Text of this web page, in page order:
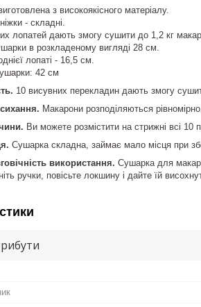
з високоякісного матеріалу.
- складні.
лопатей дають змогу сушити до 1,2 кг
в розкладеному вигляді 28 см.
лопаті - 16,5 см.
42 см
10 висувних перекладин дають змогу
Макарони розподіляються
Ви можете розмістити на стрижні всі 10
Сушарка складна, займає мало місця при
використання. Сушарка для
ручки, повісьте локшину і дайте їй